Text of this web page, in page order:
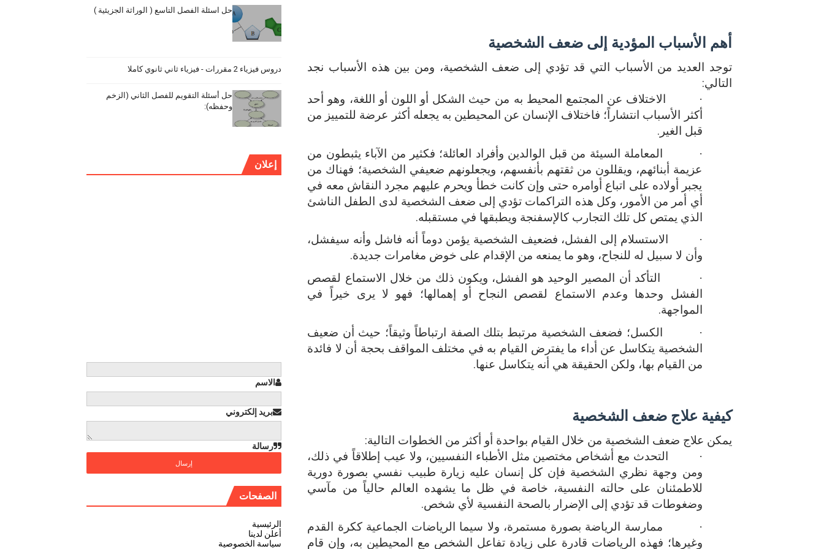
أهم الأسباب المؤدية إلى ضعف الشخصية
توجد العديد من الأسباب التي قد تؤدي إلى ضعف الشخصية، ومن بين هذه الأسباب نجد
التالي:
·
الاختلاف عن المجتمع المحيط به من حيث الشكل أو اللون أو اللغة، وهو أحد
أكثر الأسباب انتشاراً؛ فاختلاف الإنسان عن المحيطين به يجعله أكثر عرضة للتمييز من
قبل الغير.
·
المعاملة السيئة من قبل الوالدين وأفراد العائلة؛ فكثير من الآباء يثبطون من
عزيمة أبنائهم، ويقللون من ثقتهم بأنفسهم، ويجعلونهم ضعيفي الشخصية؛ فهناك من
يجبر أولاده على اتباع أوامره حتى وإن كانت خطأ ويحرم عليهم مجرد النقاش معه في
أي أمر من الأمور، وكل هذه التراكمات تؤدي إلى ضعف الشخصية لدى الطفل الناشئ
الذي يمتص كل تلك التجارب كالإسفنجة ويطبقها في مستقبله.
·
الاستسلام إلى الفشل، فضعيف الشخصية يؤمن دوماً أنه فاشل وأنه سيفشل،
وأن لا سبيل له للنجاح، وهو ما يمنعه من الإقدام على خوض مغامرات جديدة.
·
التأكد أن المصير الوحيد هو الفشل، ويكون ذلك من خلال الاستماع لقصص
الفشل وحدها وعدم الاستماع لقصص النجاح أو إهمالها؛ فهو لا يرى خيراً في
المواجهة.
·
الكسل؛ فضعف الشخصية مرتبط بتلك الصفة ارتباطاً وثيقاً؛ حيث أن ضعيف
الشخصية يتكاسل عن أداء ما يفترض القيام به في مختلف المواقف بحجة أن لا فائدة
من القيام بها، ولكن الحقيقة هي أنه يتكاسل عنها.
كيفية علاج ضعف الشخصية
يمكن علاج ضعف الشخصية من خلال القيام بواحدة أو أكثر من الخطوات التالية:
·
التحدث مع أشخاص مختصين مثل الأطباء النفسيين، ولا عيب إطلاقاً في ذلك،
ومن وجهة نظري الشخصية فإن كل إنسان عليه زيارة طبيب نفسي بصورة دورية
للاطمئنان على حالته النفسية، خاصة في ظل ما يشهده العالم حالياً من مآسي
وضغوطات قد تؤدي إلى الإضرار بالصحة النفسية لأي شخص.
·
ممارسة الرياضة بصورة مستمرة، ولا سيما الرياضات الجماعية ككرة القدم
وغيرها؛ فهذه الرياضات قادرة على زيادة تفاعل الشخص مع المحيطين به، وإن قام
حل اسئلة الفصل التاسع ( الوراثة الجزيئية )
دروس فيزياء 2 مقررات - فيزياء ثاني ثانوي كاملا
حل أسئلة التقويم للفصل الثاني (الزخم
وحفظه):
إعلان
الاسم
بريد إلكتروني
رسالة
الصفحات
الرئيسية
أعلن لدينا
سياسة الخصوصية